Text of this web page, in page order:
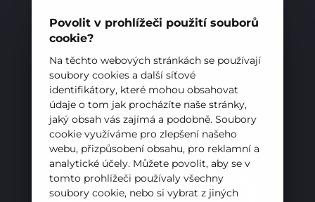
Povolit v prohlížeči použití souborů
cookie?
Na těchto webových stránkách se používají
soubory cookies a další síťové
identifikátory, které mohou obsahovat
údaje o tom jak procházíte naše stránky,
jaký obsah vás zajímá a podobně. Soubory
cookie využíváme pro zlepšení našeho
webu, přizpůsobení obsahu, pro reklamní a
analytické účely. Můžete povolit, aby se v
tomto prohlížeči používaly všechny
soubory cookie, nebo si vybrat z jiných
E-mail:sekretariat@hotelovkafren.cz
Datová schránka: bc5jrez
IČ: 00576441
ZŘIZOVATEL
Hotelová škola, Frenštát pod Radhoštěm je
příspěvkovou organizací zřizovanou
Moravskoslezským krajem